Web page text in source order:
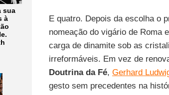
sua
à
E quatro. Depois da escolha o
nomeação do vigário de Roma
carga de dinamite sob as
irreformáveis. Em vez de
Doutrina da Fé, Gerhard
gesto sem precedentes na